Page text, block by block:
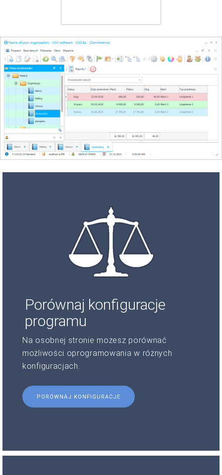
Porównaj konfiguracje
programu
Na osobnej stronie możesz porównać
możliwości oprogramowania w różnych
konfiguracjach.
PORÓWNAJ KONFIGURACJE